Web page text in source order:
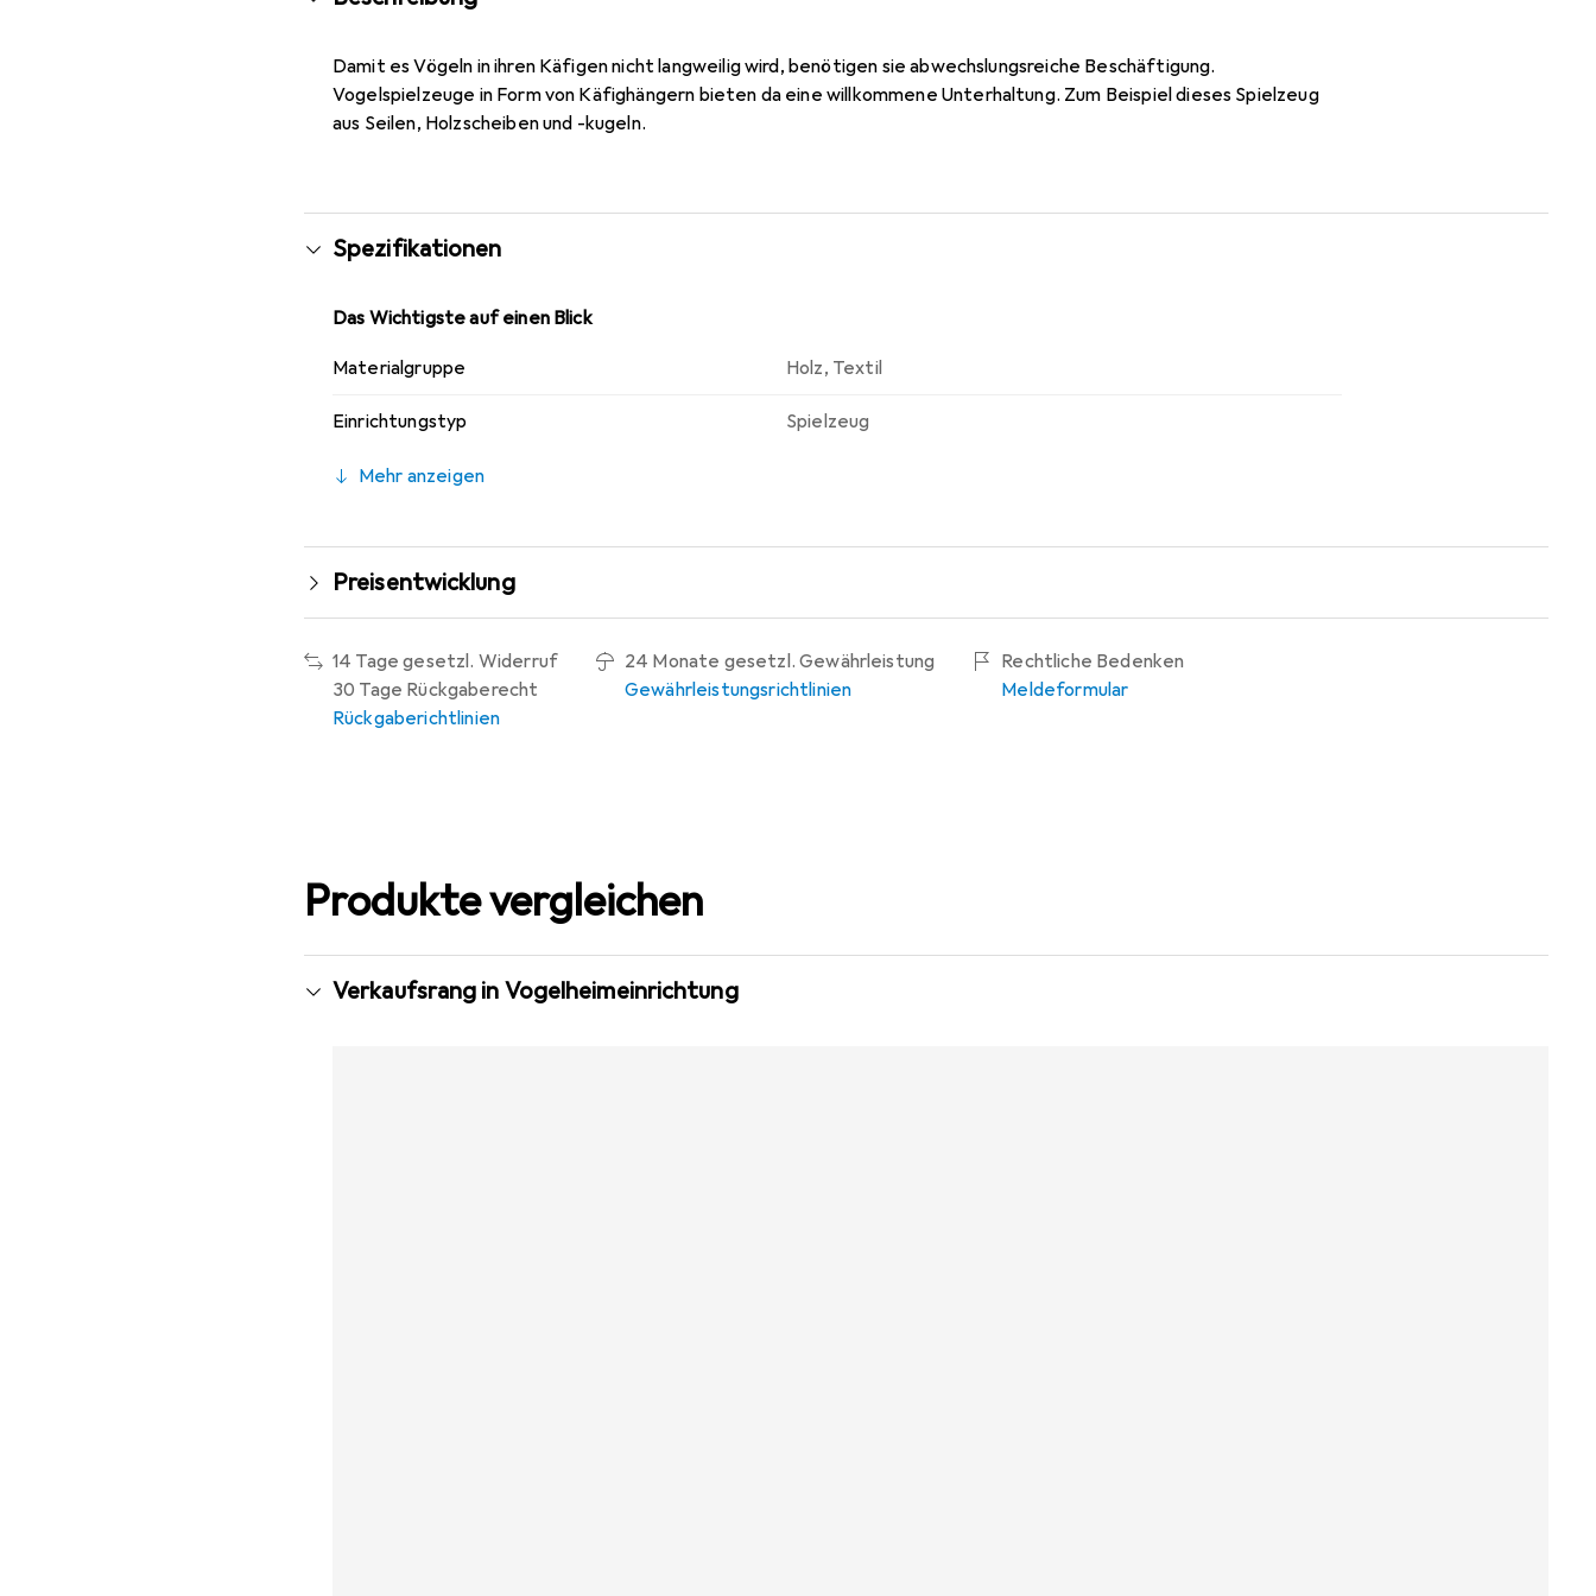
Damit es Vögeln in ihren Käfigen nicht langweilig wird, benötigen sie abwechslungsreiche Beschäftigung.
Vogelspielzeuge in Form von Käfighängern bieten da eine willkommene Unterhaltung. Zum Beispiel dieses Spielzeug
aus Seilen, Holzscheiben und -kugeln.
Spezifikationen
Das Wichtigste auf einen Blick
Materialgruppe Holz, Textil
Einrichtungstyp Spielzeug
Mehr anzeigen
Preisentwicklung
14 Tage gesetzl. Widerruf
30 Tage Rückgaberecht
Rückgaberichtlinien
24 Monate gesetzl. Gewährleistung
Gewährleistungsrichtlinien
Rechtliche Bedenken
Meldeformular
Produkte vergleichen
Verkaufsrang in Vogelheimeinrichtung